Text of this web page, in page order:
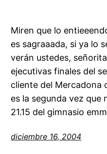
Miren que lo
es sagraaada, si ya lo
verán ustedes,
ejecutivas finales del
cliente del Mercadona
es la segunda vez que
21.15 del gimnasio
diciembre 16, 2004